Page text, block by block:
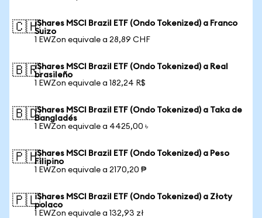
🇨🇭iShares MSCI Brazil ETF (Ondo Tokenized) a Franco
Suizo
1 EWZon equivale a 28,89 CHF
🇧🇷iShares MSCI Brazil ETF (Ondo Tokenized) a Real
brasileño
1 EWZon equivale a 182,24 R$
🇧🇩iShares MSCI Brazil ETF (Ondo Tokenized) a Taka de
Bangladés
1 EWZon equivale a 4425,00 ৳
🇵🇭iShares MSCI Brazil ETF (Ondo Tokenized) a Peso
Filipino
1 EWZon equivale a 2170,20 ₱
🇵🇱iShares MSCI Brazil ETF (Ondo Tokenized) a Złoty
polaco
1 EWZon equivale a 132,93 zł